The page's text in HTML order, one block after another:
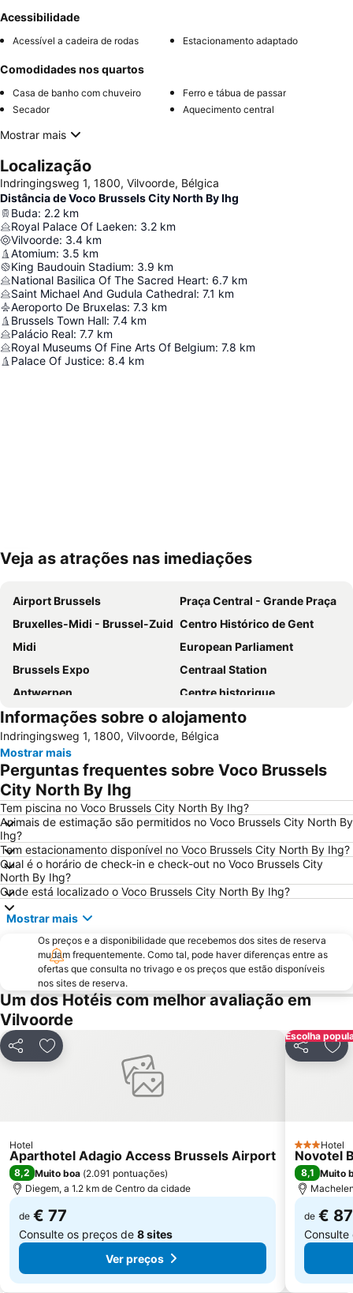
Acessibilidade
Acessível a cadeira de rodas Estacionamento adaptado
Comodidades nos quartos
Casa de banho com chuveiro
Ferro e tábua de passar
Secador
Aquecimento central
Mostrar mais
Localização
Indringingsweg 1, 1800, Vilvoorde, Bélgica
Distância de Voco Brussels City North By Ihg
Buda: 2.2 km
Royal Palace Of Laeken: 3.2 km
Vilvoorde: 3.4 km
Atomium: 3.5 km
King Baudouin Stadium: 3.9 km
National Basilica Of The Sacred Heart: 6.7 km
Saint Michael And Gudula Cathedral: 7.1 km
Aeroporto De Bruxelas: 7.3 km
Brussels Town Hall: 7.4 km
Palácio Real: 7.7 km
Royal Museums Of Fine Arts Of Belgium: 7.8 km
Palace Of Justice: 8.4 km
Ampliar mapa
Veja as atrações nas imediações
Airport Brussels
Praça Central - Grande Praça
Bruxelles-Midi - Brussel-Zuid Centro Histórico de Gent
Midi
European Parliament
Brussels Expo
Centraal Station
Antwerpen
Centre historique
Bruxelles-Nord - Brussel-Noord
Parque do Cinqüentenário
Européen
Station Leuven
Estádio Rei Baldoíno
Atomium
Centro Belga das Histórias em Quadrinho
Brussels Park
Station Sint Pieters
Place Sainte-Catherine
Aula Magna
Bourse de Bruxelles
Cinemateca Real da Bélgica
Grote Markt
Forest National
Provinciaal Domein de Gavers
Patria
Graslei en Koornlei
City2
Libertés
Rue des Bouchers - Beenhouwersstraat
Sablon
Flagey
Provinciaal Recreatiedomein De Schorre
Walibi Belgium
Deurne
Nord
Solvay House
Bois de la Cambre
Informações sobre o alojamento
Indringingsweg 1, 1800, Vilvoorde, Bélgica
Mostrar mais
Perguntas frequentes sobre Voco Brussels
City North By Ihg
Tem piscina no Voco Brussels City North By Ihg?
Animais de estimação são permitidos no Voco Brussels City North By
Ihg?
Tem estacionamento disponível no Voco Brussels City North By Ihg?
Qual é o horário de check-in e check-out no Voco Brussels City
North By Ihg?
Onde está localizado o Voco Brussels City North By Ihg?
Mostrar mais
Os preços e a disponibilidade que recebemos dos sites de reserva
mudam frequentemente. Como tal, pode haver diferenças entre as
ofertas que consulta no trivago e os preços que estão disponíveis
nos sites de reserva.
Um dos Hotéis com melhor avaliação em
Vilvoorde
PartilharAdicionar aos favoritos
Hotel
Aparthotel Adagio Access Brussels Airport
8,2 Muito boa (2.091 pontuações)
Diegem, a 1.2 km de Centro da cidade
de € 77
Consulte os preços de 8 sites
Ver preços
Escolha
Partilhar
3 Estrelas
Hotel
Novotel
8,1 Muito
de € 87